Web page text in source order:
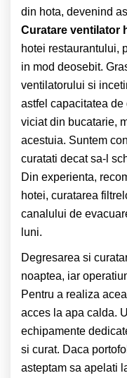
din hota, devenind
Curatare ventilator
hotei restaurantului,
in mod deosebit.
ventilatorului si
astfel capacitatea
viciat din bucatarie,
acestuia. Suntem
curatati decat sa-l
Din experienta,
hotei, curatarea
canalului de
luni.
Degresarea si
noaptea, iar
Pentru a realiza
acces la apa calda.
echipamente
si curat. Daca
asteptam sa apelati